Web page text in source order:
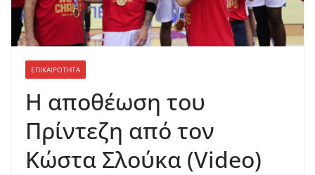
ΕΠΙΚΑΙΡΟΤΗΤΑ
Η αποθέωση του
Πρίντεζη από τον
Κώστα Σλούκα (Video)